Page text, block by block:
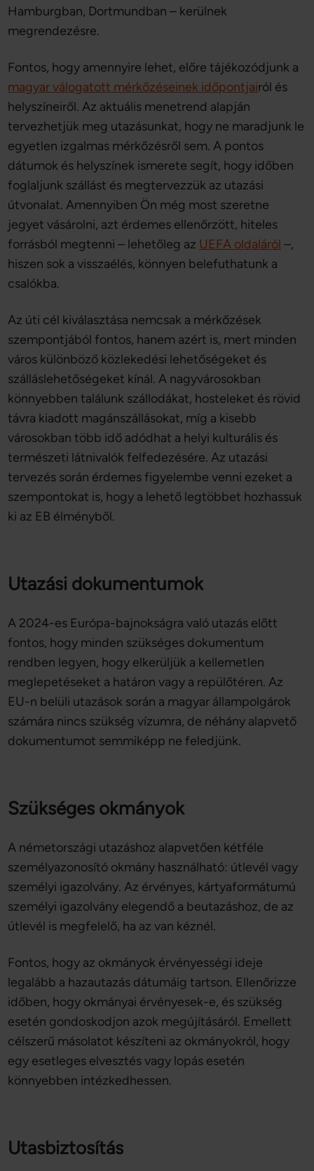
Hamburgban, Dortmundban – kerülnek
megrendezésre.
Fontos, hogy amennyire lehet, előre tájékozódjunk a
magyar válogatott mérkőzéseinek időpontjairól és
helyszíneiről. Az aktuális menetrend alapján
tervezhetjük meg utazásunkat, hogy ne maradjunk le
egyetlen izgalmas mérkőzésről sem. A pontos
dátumok és helyszínek ismerete segít, hogy időben
foglaljunk szállást és megtervezzük az utazási
útvonalat. Amennyiben Ön még most szeretne
jegyet vásárolni, azt érdemes ellenőrzött, hiteles
forrásból megtenni – lehetőleg az UEFA oldaláról –,
hiszen sok a visszaélés, könnyen belefuthatunk a
csalókba.
Az úti cél kiválasztása nemcsak a mérkőzések
szempontjából fontos, hanem azért is, mert minden
város különböző közlekedési lehetőségeket és
szálláslehetőségeket kínál. A nagyvárosokban
könnyebben találunk szállodákat, hosteleket és rövid
távra kiadott magánszállásokat, míg a kisebb
városokban több idő adódhat a helyi kulturális és
természeti látnivalók felfedezésére. Az utazási
tervezés során érdemes figyelembe venni ezeket a
szempontokat is, hogy a lehető legtöbbet hozhassuk
ki az EB élményből.
Utazási dokumentumok
A 2024-es Európa-bajnokságra való utazás előtt
fontos, hogy minden szükséges dokumentum
rendben legyen, hogy elkerüljük a kellemetlen
meglepetéseket a határon vagy a repülőtéren. Az
EU-n belüli utazások során a magyar állampolgárok
számára nincs szükség vízumra, de néhány alapvető
dokumentumot semmiképp ne feledjünk.
Szükséges okmányok
A németországi utazáshoz alapvetően kétféle
személyazonosító okmány használható: útlevél vagy
személyi igazolvány. Az érvényes, kártyaformátumú
személyi igazolvány elegendő a beutazáshoz, de az
útlevél is megfelelő, ha az van kéznél.
Fontos, hogy az okmányok érvényességi ideje
legalább a hazautazás dátumáig tartson. Ellenőrizze
időben, hogy okmányai érvényesek-e, és szükség
esetén gondoskodjon azok megújításáról. Emellett
célszerű másolatot készíteni az okmányokról, hogy
egy esetleges elvesztés vagy lopás esetén
könnyebben intézkedhessen.
Utasbiztosítás